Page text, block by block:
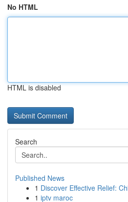
No HTML
HTML is disabled
Search
Published News
1 Discover Effective Relief:
1 iptv maroc